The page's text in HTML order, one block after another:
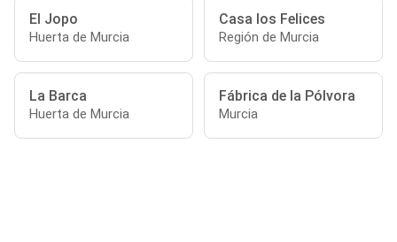
El Jopo
Huerta de Murcia
Casa los Felices
Región de Murcia
La Barca
Huerta de Murcia
Fábrica de la Pólvora
Murcia